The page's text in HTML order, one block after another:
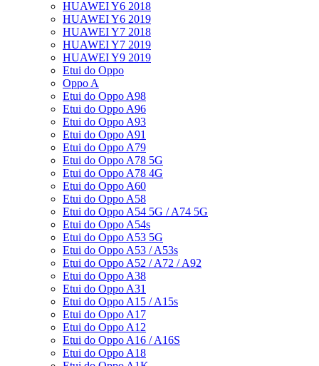
HUAWEI Y6 2018
HUAWEI Y6 2019
HUAWEI Y7 2018
HUAWEI Y7 2019
HUAWEI Y9 2019
Etui do Oppo
Oppo A
Etui do Oppo A98
Etui do Oppo A96
Etui do Oppo A93
Etui do Oppo A91
Etui do Oppo A79
Etui do Oppo A78 5G
Etui do Oppo A78 4G
Etui do Oppo A60
Etui do Oppo A58
Etui do Oppo A54 5G / A74 5G
Etui do Oppo A54s
Etui do Oppo A53 5G
Etui do Oppo A53 / A53s
Etui do Oppo A52 / A72 / A92
Etui do Oppo A38
Etui do Oppo A31
Etui do Oppo A15 / A15s
Etui do Oppo A17
Etui do Oppo A12
Etui do Oppo A16 / A16S
Etui do Oppo A18